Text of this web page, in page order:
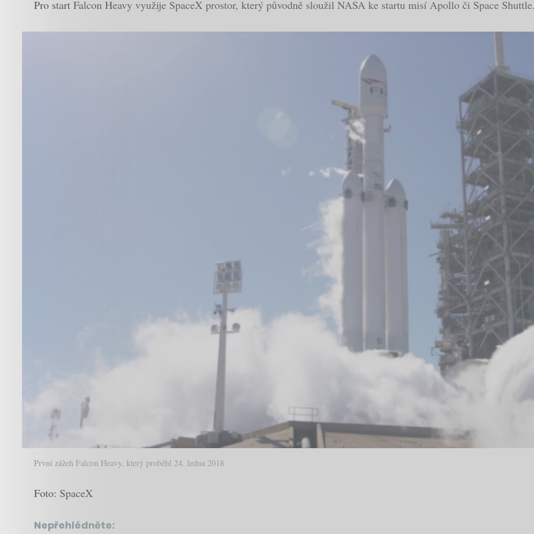
Pro start Falcon Heavy využije SpaceX prostor, který původně sloužil NASA ke startu misí Apollo či Space
První zážeh Falcon Heavy, který proběhl 24. ledna 2018
Foto: SpaceX
Nepřehlédněte: